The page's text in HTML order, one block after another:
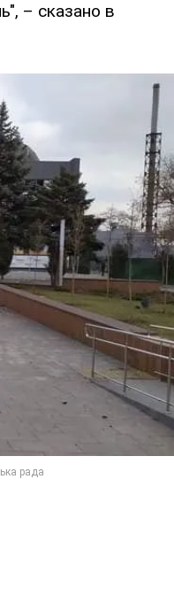
– сказано в